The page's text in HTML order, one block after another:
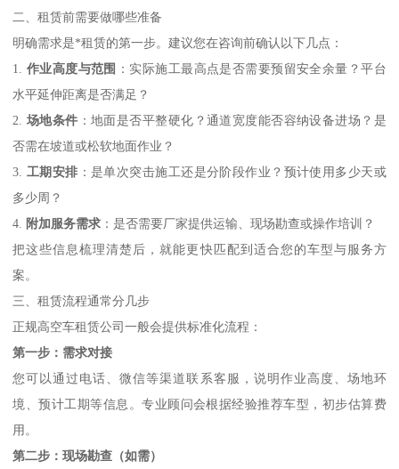
二、租赁前需要做哪些准备
明确需求是*租赁的第一步。建议您在咨询前确认以下几点：
1. 作业高度与范围 ：实际施工最高点是否需要预留安全余量？平台
水平延伸距离是否满足？
2. 场地条件 ：地面是否平整硬化？通道宽度能否容纳设备进场？是
否需在坡道或松软地面作业？
3. 工期安排：是单次突击施工还是分阶段作业？预计使用多少天或
多少周？
4. 附加服务需求 ：是否需要厂家提供运输、现场勘查或操作培训？
把这些信息梳理清楚后，就能更快匹配到适合您的车型与服务方
案。
三、租赁流程通常分几步
正规高空车租赁公司一般会提供标准化流程：
第一步：需求对接
您可以通过电话、微信等渠道联系客服，说明作业高度、场地环
境、预计工期等信息。专业顾问会根据经验推荐车型，初步估算费
用。
第二步：现场勘查（如需）